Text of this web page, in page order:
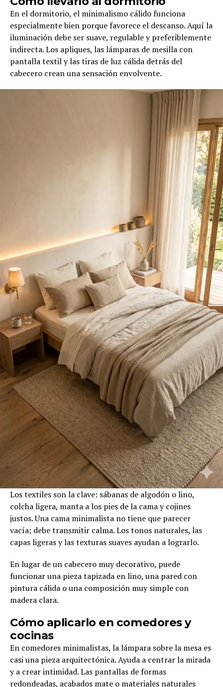
En el dormitorio, el minimalismo cálido funciona
especialmente bien porque favorece el descanso. Aquí la
iluminación debe ser suave, regulable y preferiblemente
indirecta. Los apliques, las lámparas de mesilla con
pantalla textil y las tiras de luz cálida detrás del
cabecero crean una sensación envolvente.
Los textiles son la clave: sábanas de algodón o lino,
colcha ligera, manta a los pies de la cama y cojines
justos. Una cama minimalista no tiene que parecer
vacía; debe transmitir calma. Los tonos naturales, las
capas ligeras y las texturas suaves ayudan a lograrlo.
En lugar de un cabecero muy decorativo, puede
funcionar una pieza tapizada en lino, una pared con
pintura cálida o una composición muy simple con
madera clara.
Cómo aplicarlo en comedores y
cocinas
En comedores minimalistas, la lámpara sobre la mesa es
casi una pieza arquitectónica. Ayuda a centrar la mirada
y a crear intimidad. Las pantallas de formas
redondeadas, acabados mate o materiales naturales